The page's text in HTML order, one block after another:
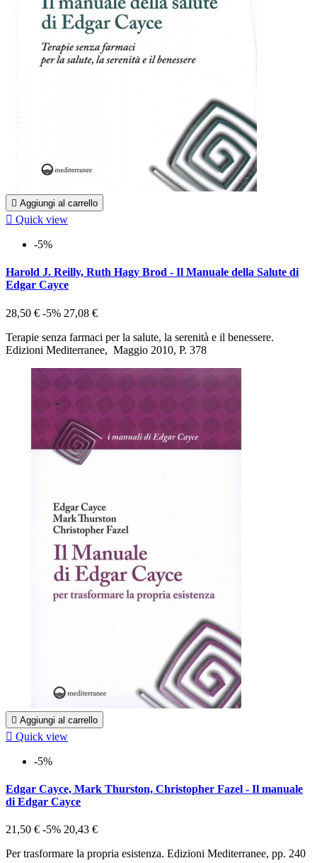
 Aggiungi al carrello
 Quick view
-5%
Harold J. Reilly, Ruth Hagy Brod - Il Manuale della Salute di
Edgar Cayce
28,50 € -5% 27,08 €
Terapie senza farmaci per la salute, la serenità e il benessere.
Edizioni Mediterranee, Maggio 2010, P. 378
 Aggiungi al carrello
 Quick view
-5%
Edgar Cayce, Mark Thurston, Christopher Fazel - Il manuale
di Edgar Cayce
21,50 € -5% 20,43 €
Per trasformare la propria esistenza. Edizioni Mediterranee, pp. 240